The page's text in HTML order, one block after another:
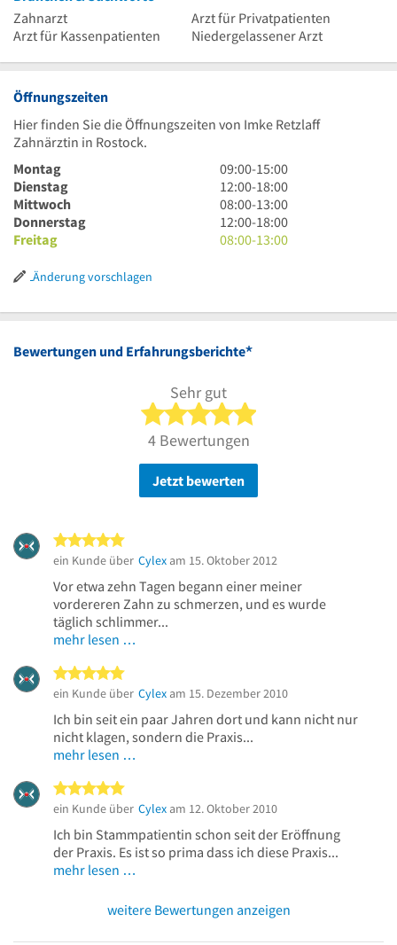
Zahnarzt
Arzt für Privatpatienten
Arzt für Kassenpatienten
Niedergelassener Arzt
Öffnungszeiten
Hier finden Sie die Öffnungszeiten von Imke Retzlaff
Zahnärztin in Rostock.
Montag
9
Uhr
bis
15
Uhr
09:00-15:00
Dienstag
12
Uhr
bis
18
12:00-18:00
Mittwoch
8
Uhr
bis
08:00-13:00
Donnerstag
12
Uhr
12:00-18:00
Freitag
8
Uhr
08:00-13:00
Änderung vorschlagen
Bewertungen und Erfahrungsberichte*
Sehr gut
5 von 5 Sternen
4 Bewertungen
Jetzt bewerten
ein Kunde über Cylex am 15. Oktober 2012
Vor etwa zehn Tagen begann einer meiner
vordereren Zahn zu schmerzen, und es wurde
täglich schlimmer...
mehr lesen …
ein Kunde über Cylex am 15. Dezember 2010
Ich bin seit ein paar Jahren dort und kann nicht nur
nicht klagen, sondern die Praxis...
mehr lesen …
ein Kunde über Cylex am 12. Oktober 2010
Ich bin Stammpatientin schon seit der Eröffnung
der Praxis. Es ist so prima dass ich diese Praxis...
mehr lesen …
weitere Bewertungen anzeigen